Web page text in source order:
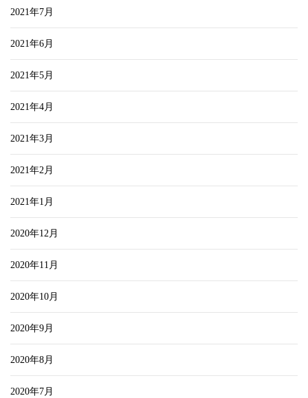
2021年7月
2021年6月
2021年5月
2021年4月
2021年3月
2021年2月
2021年1月
2020年12月
2020年11月
2020年10月
2020年9月
2020年8月
2020年7月